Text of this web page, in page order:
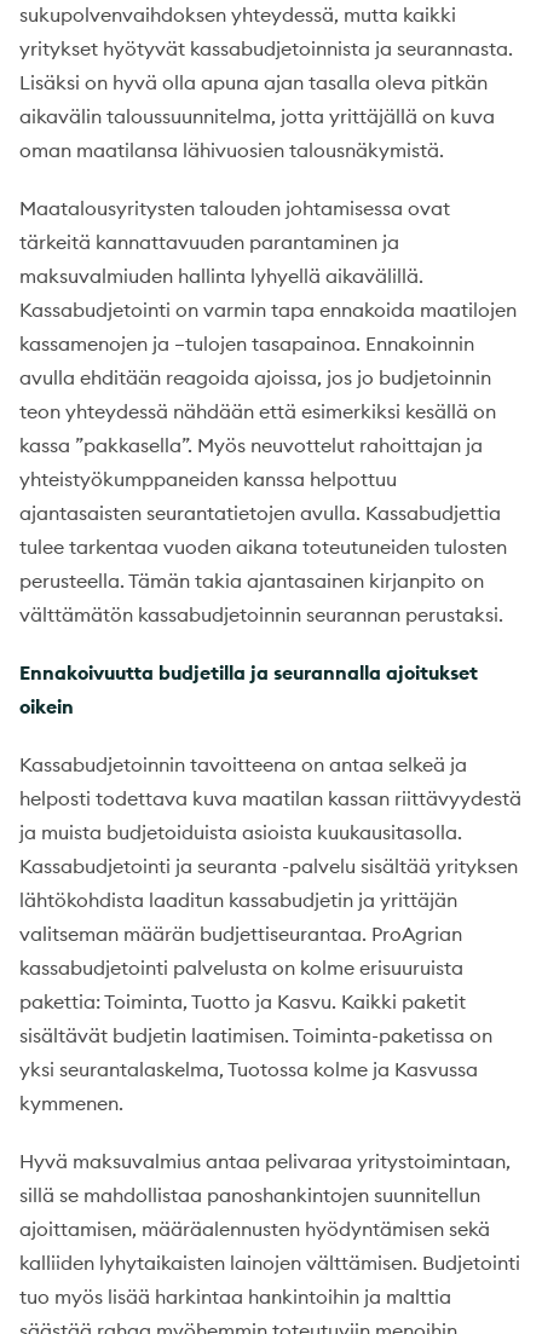
sukupolvenvaihdoksen yhteydessä, mutta kaikki
yritykset hyötyvät kassabudjetoinnista ja seurannasta.
Lisäksi on hyvä olla apuna ajan tasalla oleva pitkän
aikavälin taloussuunnitelma, jotta yrittäjällä on kuva
oman maatilansa lähivuosien talousnäkymistä.
Maatalousyritysten talouden johtamisessa ovat
tärkeitä kannattavuuden parantaminen ja
maksuvalmiuden hallinta lyhyellä aikavälillä.
Kassabudjetointi on varmin tapa ennakoida maatilojen
kassamenojen ja –tulojen tasapainoa. Ennakoinnin
avulla ehditään reagoida ajoissa, jos jo budjetoinnin
teon yhteydessä nähdään että esimerkiksi kesällä on
kassa ”pakkasella”. Myös neuvottelut rahoittajan ja
yhteistyökumppaneiden kanssa helpottuu
ajantasaisten seurantatietojen avulla. Kassabudjettia
tulee tarkentaa vuoden aikana toteutuneiden tulosten
perusteella. Tämän takia ajantasainen kirjanpito on
välttämätön kassabudjetoinnin seurannan perustaksi.
Ennakoivuutta budjetilla ja seurannalla ajoitukset
oikein
Kassabudjetoinnin tavoitteena on antaa selkeä ja
helposti todettava kuva maatilan kassan riittävyydestä
ja muista budjetoiduista asioista kuukausitasolla.
Kassabudjetointi ja seuranta -palvelu sisältää yrityksen
lähtökohdista laaditun kassabudjetin ja yrittäjän
valitseman määrän budjettiseurantaa. ProAgrian
kassabudjetointi palvelusta on kolme erisuuruista
pakettia: Toiminta, Tuotto ja Kasvu. Kaikki paketit
sisältävät budjetin laatimisen. Toiminta-paketissa on
yksi seurantalaskelma, Tuotossa kolme ja Kasvussa
kymmenen.
Hyvä maksuvalmius antaa pelivaraa yritystoimintaan,
sillä se mahdollistaa panoshankintojen suunnitellun
ajoittamisen, määräalennusten hyödyntämisen sekä
kalliiden lyhytaikaisten lainojen välttämisen. Budjetointi
tuo myös lisää harkintaa hankintoihin ja malttia